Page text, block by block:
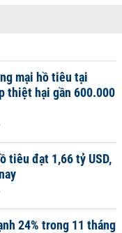
mại hồ tiêu tại
thiệt hại gần 600.000
tiêu đạt 1,66 tỷ USD,
24% trong 11 tháng